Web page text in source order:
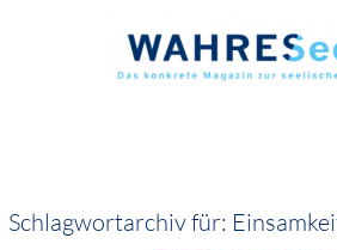
Schlagwortarchiv für: